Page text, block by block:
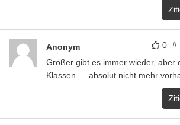
0 #
Anonym
Größer gibt es immer wieder, aber
Klassen…. absolut nicht mehr